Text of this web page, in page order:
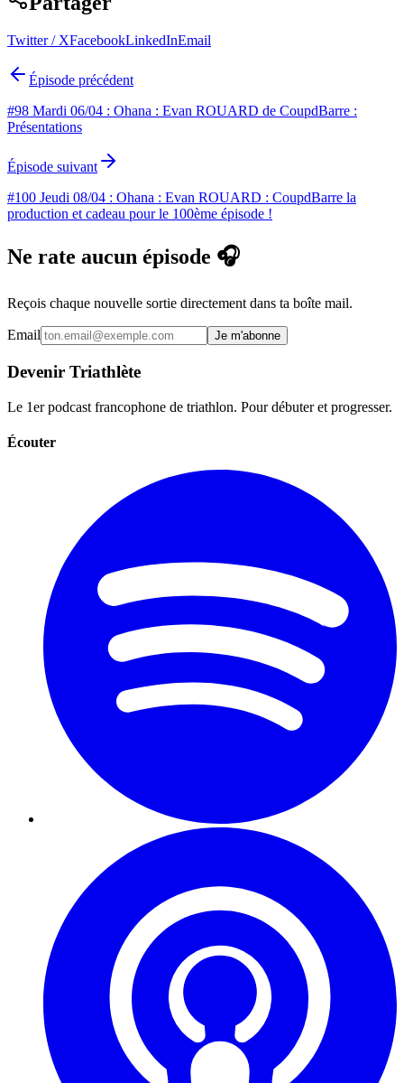
Twitter / XFacebookLinkedInEmail
Épisode précédent
#98 Mardi 06/04 : Ohana : Evan ROUARD de CoupdBarre :
Présentations
Épisode suivant
#100 Jeudi 08/04 : Ohana : Evan ROUARD : CoupdBarre la
production et cadeau pour le 100ème épisode !
Ne rate aucun épisode 🎧
Reçois chaque nouvelle sortie directement dans ta boîte mail.
Email Je m'abonne
Devenir Triathlète
Le 1er podcast francophone de triathlon. Pour débuter et progresser.
Écouter